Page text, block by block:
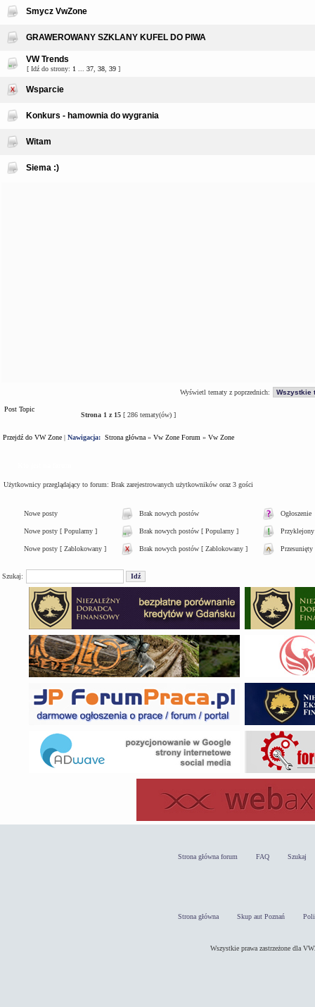
Smycz VwZone
GRAWEROWANY SZKLANY KUFEL DO PIWA
VW Trends
[ Idź do strony: 1 37 38 39 ]
Wsparcie
Konkurs - hamownia do wygrania
Witam
Siema :)
Wyświetl tematy z poprzednich:
Post Topic
Strona 1 z 15 [ 286 tematy(ów) ]
Przejdź do VW Zone | Nawigacja: Strona główna » Vw Zone Forum » Vw Zone
Użytkownicy przeglądający to forum: Brak zarejestrowanych użytkowników oraz 3 gości
Nowe posty Brak nowych postów Ogłoszenie
Nowe posty [ Popularny ] Brak nowych postów [ Popularny ] Przyklejony
Nowe posty [ Zablokowany ] Brak nowych postów [ Zablokowany ] Przesunięty
Szukaj:
Strona główna forum FAQ Szukaj
Strona główna Skup aut Poznań
Wszystkie prawa zastrzeżone dla